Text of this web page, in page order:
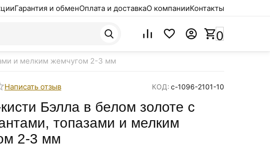
Гарантия и обменОплата и доставкаО компанииКонтакты
0
и мелким жемчугом 2-3 мм
Написать отзыв КОД: с-1096-2101-10
Бэлла в белом золоте с
топазами и мелким
2-3 мм